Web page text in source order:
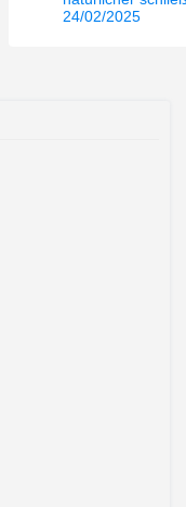
Cân nặng (
24/02/2025